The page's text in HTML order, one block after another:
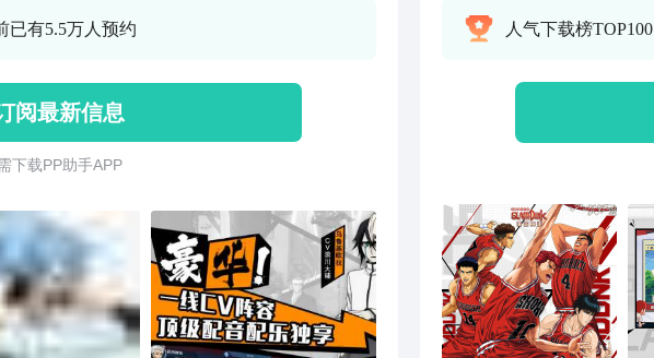
。百分百还原3D人物模型，真实带感的打击感
已有5.5万人预约
阅最新信息
下 载 P P 助 手 A P P
人气下载榜